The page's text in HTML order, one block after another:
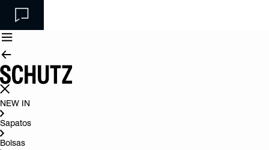
NEW IN
Sapatos
Bolsas